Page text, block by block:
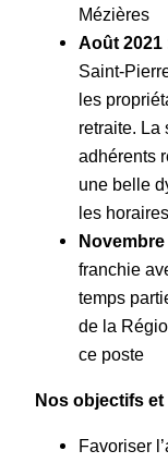
Mézières
Août 2021
Saint-
les
retraite. La
adhérents
une belle
les
Novembre
franchie
temps
de la
ce poste
Nos objectifs
Favoriser